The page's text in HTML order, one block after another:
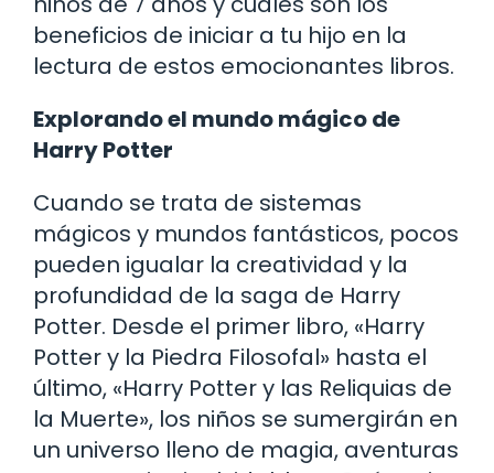
beneficios de iniciar a tu hijo en la
lectura de estos emocionantes libros.
Explorando el mundo mágico de
Harry Potter
Cuando se trata de sistemas
mágicos y mundos fantásticos, pocos
pueden igualar la creatividad y la
profundidad de la saga de Harry
Potter. Desde el primer libro, «Harry
Potter y la Piedra Filosofal» hasta el
último, «Harry Potter y las Reliquias de
la Muerte», los niños se sumergirán en
un universo lleno de magia, aventuras